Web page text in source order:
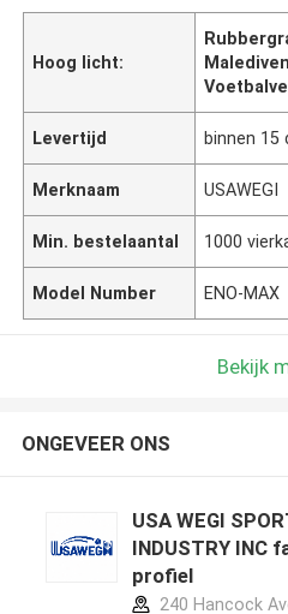
Hoog licht:
Levertijd binnen 15
Merknaam USAWEGI
Min. bestelaantal 1000
Model Number ENO-MAX
Bekijk
ONGEVEER ONS
USA WEGI
INDUSTRY INC
profiel
240 Hancock